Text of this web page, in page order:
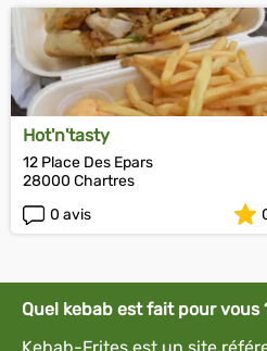
Hot'n'tasty
12 Place Des Epars
28000 Chartres
0 avis
Quel kebab est fait pour vous